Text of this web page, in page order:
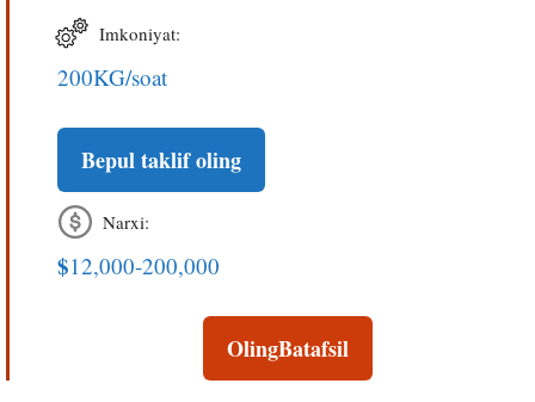
Imkoniyat:
200KG/soat
Bepul taklif oling
Narxi:
$12,000-200,000
OlingBatafsil